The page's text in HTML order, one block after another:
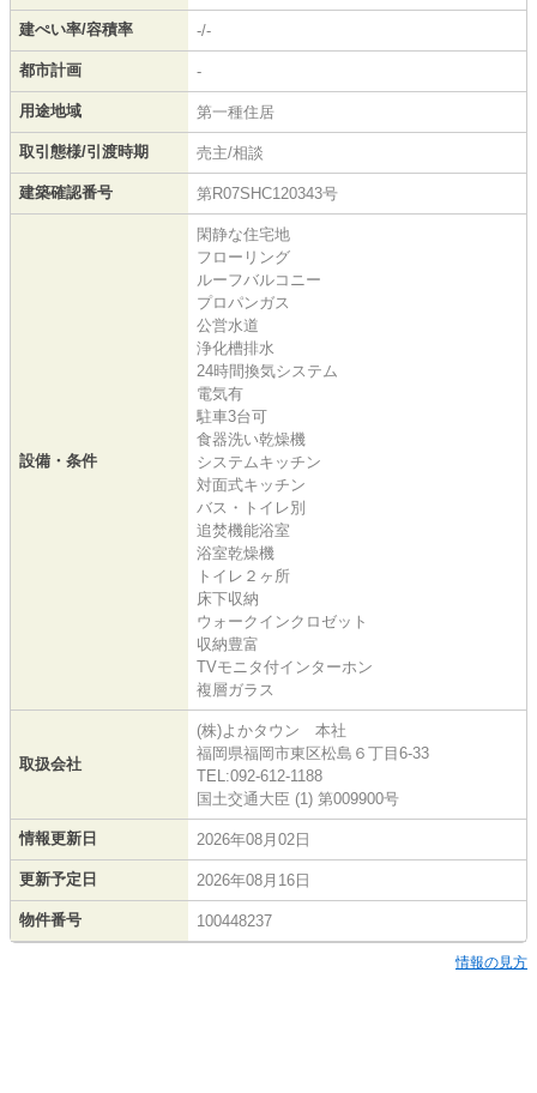
建ぺい率/容積率 -/-
都市計画 -
用途地域 第一種住居
取引態様/引渡時期 売主/相談
建築確認番号 第R07SHC120343号
設備・条件
閑静な住宅地
フローリング
ルーフバルコニー
プロパンガス
公営水道
浄化槽排水
24時間換気システム
電気有
駐車3台可
食器洗い乾燥機
システムキッチン
対面式キッチン
バス・トイレ別
追焚機能浴室
浴室乾燥機
トイレ２ヶ所
床下収納
ウォークインクロゼット
収納豊富
TVモニタ付インターホン
複層ガラス
取扱会社
(株)よかタウン 本社
福岡県福岡市東区松島６丁目6-33
TEL:092-612-1188
国土交通大臣 (1) 第009900号
情報更新日 2026年08月02日
更新予定日 2026年08月16日
物件番号 100448237
情報の見方